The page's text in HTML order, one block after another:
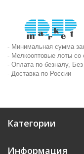
- Минимальная сумма
- Мелкооптовые лоты со
- Оплата по безналу,
- Доставка по России
Категории
Информация